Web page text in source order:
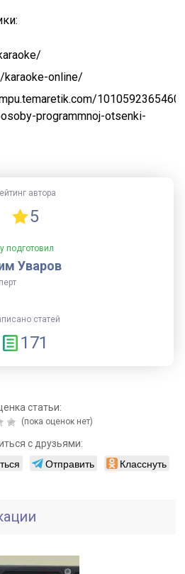
online/
programmnoj-otsenki-
автора
5
подготовил
Уваров
статей
171
статьи:
(пока оценок нет)
с друзьями:
Отправить Класснуть